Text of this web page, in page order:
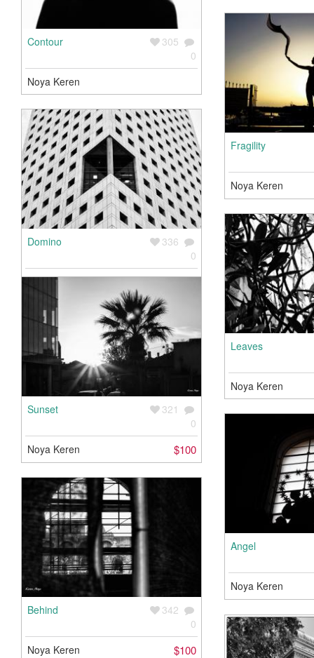
Contour
305
0
Noya Keren
Fragility
Noya Keren
Domino
336
0
Noya Keren
$100
Leaves
Noya Keren
Sunset
321
0
Noya Keren
$100
Angel
Noya Keren
Behind
342
0
Noya Keren
$100